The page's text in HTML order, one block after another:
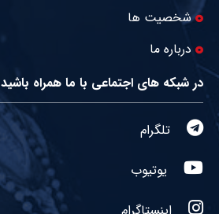
شخصیت ها
درباره ما
در شبکه های اجتماعی با ما همراه باشید
تلگرام
یوتیوب